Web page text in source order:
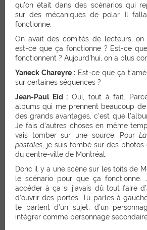
qu’on était dans des scénarios qui
sur des mécaniques de polar. Il
fonctionne.
On avait des comités de lecteurs, on
est-ce que ça fonctionne ? Est-ce
fonctionnent ? Aujourd’hui, on a plus
Yaneck Chareyre : Est-ce que ça
sur certaines séquences ?
Jean-Paul Eid : Oui, tout à fait.
albums qui me prennent beaucoup de
des grands avantages, c’est que
Je fais d’autres choses en même
vais tomber sur une source. Pour
postales , je suis tombé sur des photos
du centre-ville de Montréal.
Donc il y a une scène sur les toits de
le scénario pour que ça fonctionne.
accéder à ça si j’avais dû tout faire
d’ouvrir des portes. Tu parles à
te parlent d’un sujet, d’un
intégrer comme personnage